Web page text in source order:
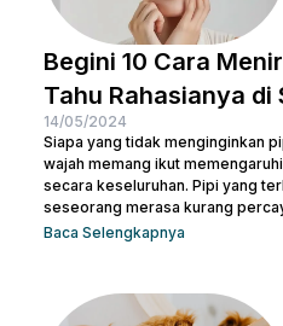
Begini 10 Cara
Tahu Rahasianya di
14/05/2024
Siapa yang tidak menginginkan
wajah memang ikut
secara keseluruhan. Pipi yang
seseorang merasa kurang
berfoto atau bertemu orang baru.
Beauties bisa mulai mengubah
untuk menjaga kesehatan
Baca Selengkapnya